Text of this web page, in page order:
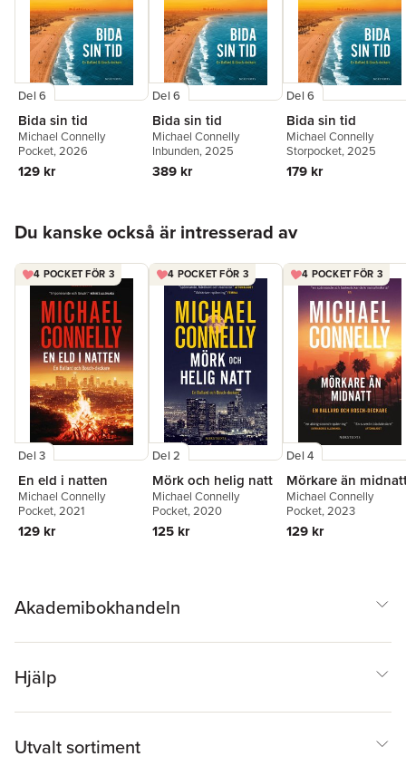
Del 6
Bida sin tid
Michael Connelly
Pocket, 2026
129 kr
Del 6
Bida sin tid
Michael Connelly
Inbunden, 2025
389 kr
Del 6
Bida sin tid
Michael Connelly
Storpocket, 2025
179 kr
Du kanske också är intresserad av
4 POCKET FÖR 3
Del 3
En eld i natten
Michael Connelly
Pocket, 2021
129 kr
4 POCKET FÖR 3
Del 2
Mörk och helig natt
Michael Connelly
Pocket, 2020
125 kr
4 POCKET FÖR 3
Del 4
Mörkare än
Michael Connelly
Pocket, 2023
129 kr
Akademibokhandeln
Hjälp
Utvalt sortiment